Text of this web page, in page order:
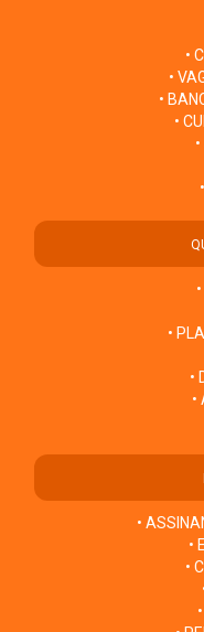
•
•
•
•
•
•
•
•
•
•